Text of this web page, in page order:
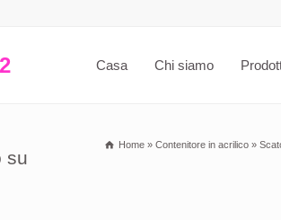
Casa Chi siamo
su
Home » Contenitore in acrilico »